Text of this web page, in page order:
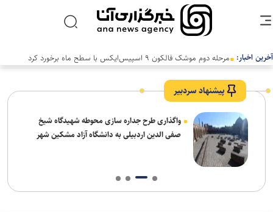
آخرین اخبار:
پیشنهاد سردبیر
واگذاری طرح جداره سازی محوطه شهیدگاه شیخ
صفی الدین اردبیلی به دانشگاه آزاد مشکین شهر